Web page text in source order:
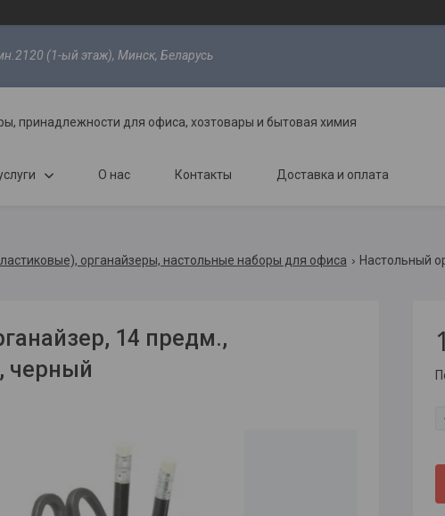
(1-ый этаж), Минск, Беларусь
принадлежности для офиса, хозтовары и бытовая химия
О нас Контакты Доставка и оплата
органайзеры, настольные наборы для офиса Настольный
14 предм.,
черный